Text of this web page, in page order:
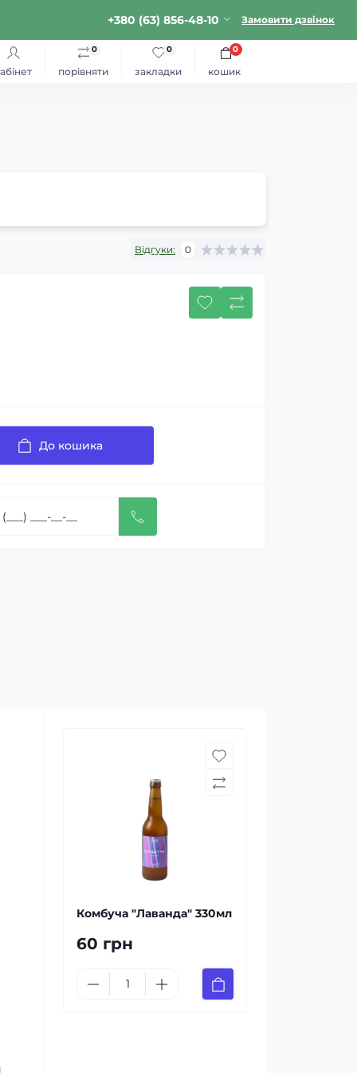
+380 (63) 856-48-10 Замовити дзвінок
порівняти
0
закладки
0
кошик
0
Відгуки: 0
До кошика
Комбуча "Лаванда" 330мл
60 грн